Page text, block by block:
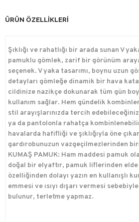
ÜRÜN ÖZELLIKLERI
Şıklığı ve rahatlığı bir arada sunan V
pamuklu gömlek, zarif bir görünüm
seçenek. V yaka tasarımı, boynu uzun
detayları gömleğe dinamik bir hava
cildinize nazikçe dokunarak tüm gün
kullanım sağlar. Hem gündelik
stil arayışlarınızda tercih
ya da pantolonla rahatça
havalarda hafifliği ve şıklığıyla öne
gardırobunuzun vazgeçilmezlerinden
KUMAŞ PAMUK: Ham maddesi pamuk
doğal bir elyaftır, pamuk liflerinden
özelliğinden dolayı yazın en kullanışlı
emmesi ve ısıyı dışarı vermesi
bulunur, terletme yapmaz.